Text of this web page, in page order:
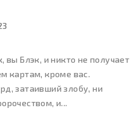
вы Блэк, и никто не получает
картам, кроме вас.
затаивший злобу, ни
и...